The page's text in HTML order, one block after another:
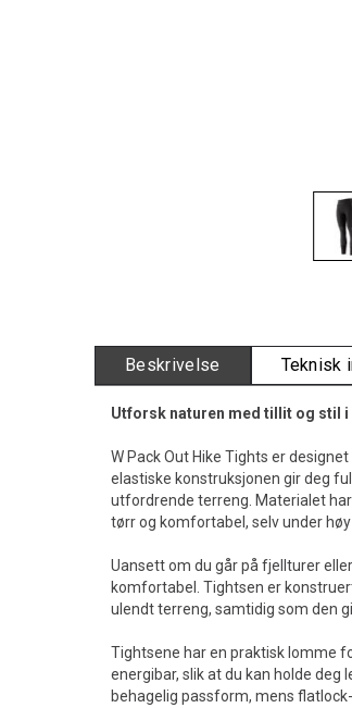
Beskrivelse Teknisk
Utforsk naturen med tillit og stil i
W Pack Out Hike Tights er
elastiske konstruksjonen gir deg
utfordrende terreng. Materialet
tørr og komfortabel, selv under
Uansett om du går på fjellturer
komfortabel. Tightsen er
ulendt terreng, samtidig som den
Tightsene har en praktisk lomme
energibar, slik at du kan holde deg
behagelig passform, mens